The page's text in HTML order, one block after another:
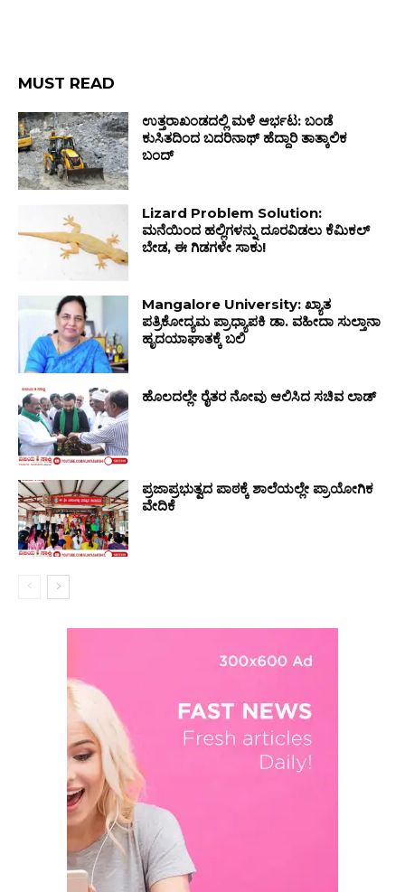
MUST READ
ಉತ್ತರಾಖಂಡದಲ್ಲಿ ಮಳೆ ಆರ್ಭಟ: ಬಂಡೆ
ಕುಸಿತದಿಂದ ಬದರಿನಾಥ್ ಹೆದ್ದಾರಿ ತಾತ್ಕಾಲಿಕ
ಬಂದ್
Lizard Problem Solution:
ಮನೆಯಿಂದ ಹಲ್ಲಿಗಳನ್ನು ದೂರವಿಡಲು ಕೆಮಿಕಲ್
ಬೇಡ, ಈ ಗಿಡಗಳೇ ಸಾಕು!
Mangalore University: ಖ್ಯಾತ
ಪತ್ರಿಕೋದ್ಯಮ ಪ್ರಾಧ್ಯಾಪಕಿ ಡಾ. ವಹೀದಾ ಸುಲ್ತಾನಾ
ಹೃದಯಾಘಾತಕ್ಕೆ ಬಲಿ
ಹೊಲದಲ್ಲೇ ರೈತರ ನೋವು ಆಲಿಸಿದ ಸಚಿವ ಲಾಡ್
ಪ್ರಜಾಪ್ರಭುತ್ವದ ಪಾಠಕ್ಕೆ ಶಾಲೆಯಲ್ಲೇ ಪ್ರಾಯೋಗಿಕ
ವೇದಿಕೆ